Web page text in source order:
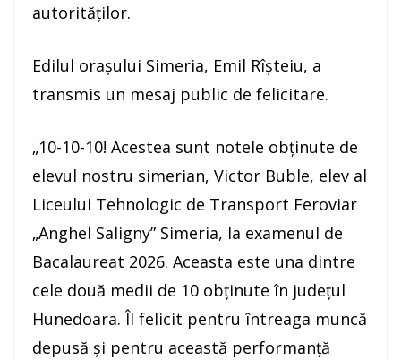
autorităților.
Edilul orașului Simeria, Emil Rîșteiu, a
transmis un mesaj public de felicitare.
„10-10-10! Acestea sunt notele obținute de
elevul nostru simerian, Victor Buble, elev al
Liceului Tehnologic de Transport Feroviar
„Anghel Saligny” Simeria, la examenul de
Bacalaureat 2026. Aceasta este una dintre
cele două medii de 10 obținute în județul
Hunedoara. Îl felicit pentru întreaga muncă
depusă și pentru această performanță